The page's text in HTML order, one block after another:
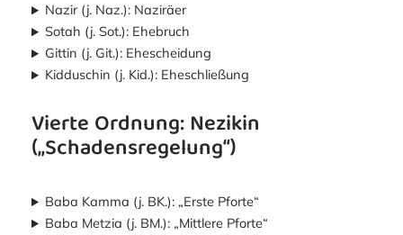
Nazir (j. Naz.): Naziräer
Sotah (j. Sot.): Ehebruch
Gittin (j. Git.): Ehescheidung
Kidduschin (j. Kid.): Eheschließung
Vierte Ordnung: Nezikin
(„Schadensregelung“)
Baba Kamma (j. BK.): „Erste Pforte“
Baba Metzia (j. BM.): „Mittlere Pforte“